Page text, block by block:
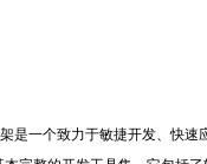
是一个致力于敏捷开发、快速